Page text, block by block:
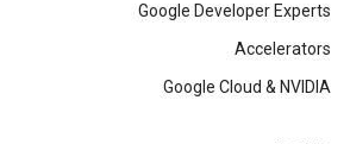
Google Developer Experts
Accelerators
Google Cloud & NVIDIA